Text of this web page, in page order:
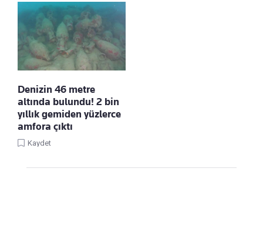
Denizin 46 metre
altında bulundu! 2 bin
yıllık gemiden yüzlerce
amfora çıktı
Kaydet